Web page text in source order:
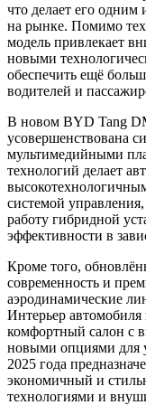
что делает его одним
на рынке. Помимо
модель привлекает
новыми
обеспечить ещё
водителей и
В новом BYD Tang
усовершенствована
мультимедийными
технологий делает
системой
работу гибридной
эффективности в
Кроме того,
современность и
аэродинамические
Интерьер автомобиля
комфортный салон с
новыми опциями для
2025 года
экономичный и
технологиями и